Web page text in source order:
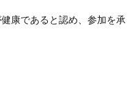
康であると認め、参加を承